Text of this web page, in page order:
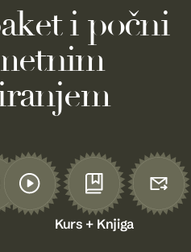
i počni
Kurs + Knjiga